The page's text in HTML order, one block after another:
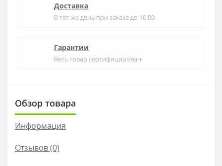
Доставка
В тот же день при заказе до 16:00
Гарантии
Весь товар сертифицирован
Обзор товара
Информация
Отзывов (0)